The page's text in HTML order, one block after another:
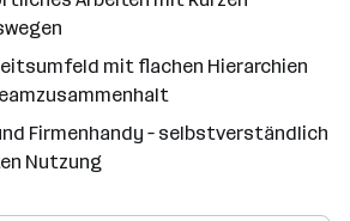
mit flachen Hierarchien
Firmenhandy – selbstverständlich
Nutzung